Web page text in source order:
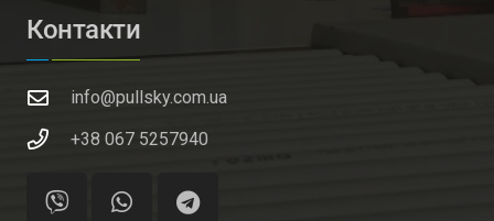
Контакти
info@pullsky.com.ua
+38 067 5257940